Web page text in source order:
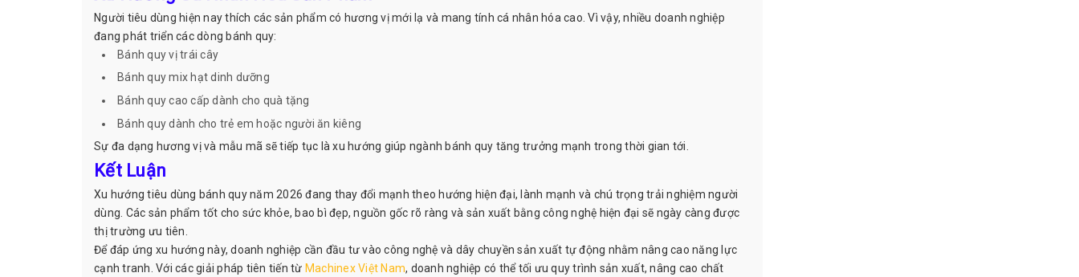
Người tiêu dùng hiện nay thích các sản phẩm có hương vị mới lạ và mang tính cá nhân hóa cao. Vì vậy, nhiều doanh nghiệp
đang phát triển các dòng bánh quy:
Bánh quy vị trái cây
Bánh quy mix hạt dinh dưỡng
Bánh quy cao cấp dành cho quà tặng
Bánh quy dành cho trẻ em hoặc người ăn kiêng
Sự đa dạng hương vị và mẫu mã sẽ tiếp tục là xu hướng giúp ngành bánh quy tăng trưởng mạnh trong thời gian tới.
Kết Luận
Xu hướng tiêu dùng bánh quy năm 2026 đang thay đổi mạnh theo hướng hiện đại, lành mạnh và chú trọng trải nghiệm người
dùng. Các sản phẩm tốt cho sức khỏe, bao bì đẹp, nguồn gốc rõ ràng và sản xuất bằng công nghệ hiện đại sẽ ngày càng được
thị trường ưu tiên.
Để đáp ứng xu hướng này, doanh nghiệp cần đầu tư vào công nghệ và dây chuyền sản xuất tự động nhằm nâng cao năng lực
cạnh tranh. Với các giải pháp tiên tiến từ Machinex Việt Nam, doanh nghiệp có thể tối ưu quy trình sản xuất, nâng cao chất